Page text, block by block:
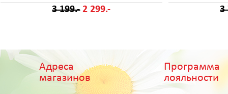
3 199.- 2 299.- 3
Адреса
магазинов
Программа
лояльности